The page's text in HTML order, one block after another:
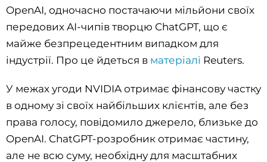
OpenAI, одночасно постачаючи мільйони своїх
передових AI-чипів творцю ChatGPT, що є
майже безпрецедентним випадком для
індустрії. Про це йдеться в матеріалі Reuters.
У межах угоди NVIDIA отримає фінансову частку
в одному зі своїх найбільших клієнтів, але без
права голосу, повідомило джерело, близьке до
OpenAI. ChatGPT-розробник отримає частину,
але не всю суму, необхідну для масштабних